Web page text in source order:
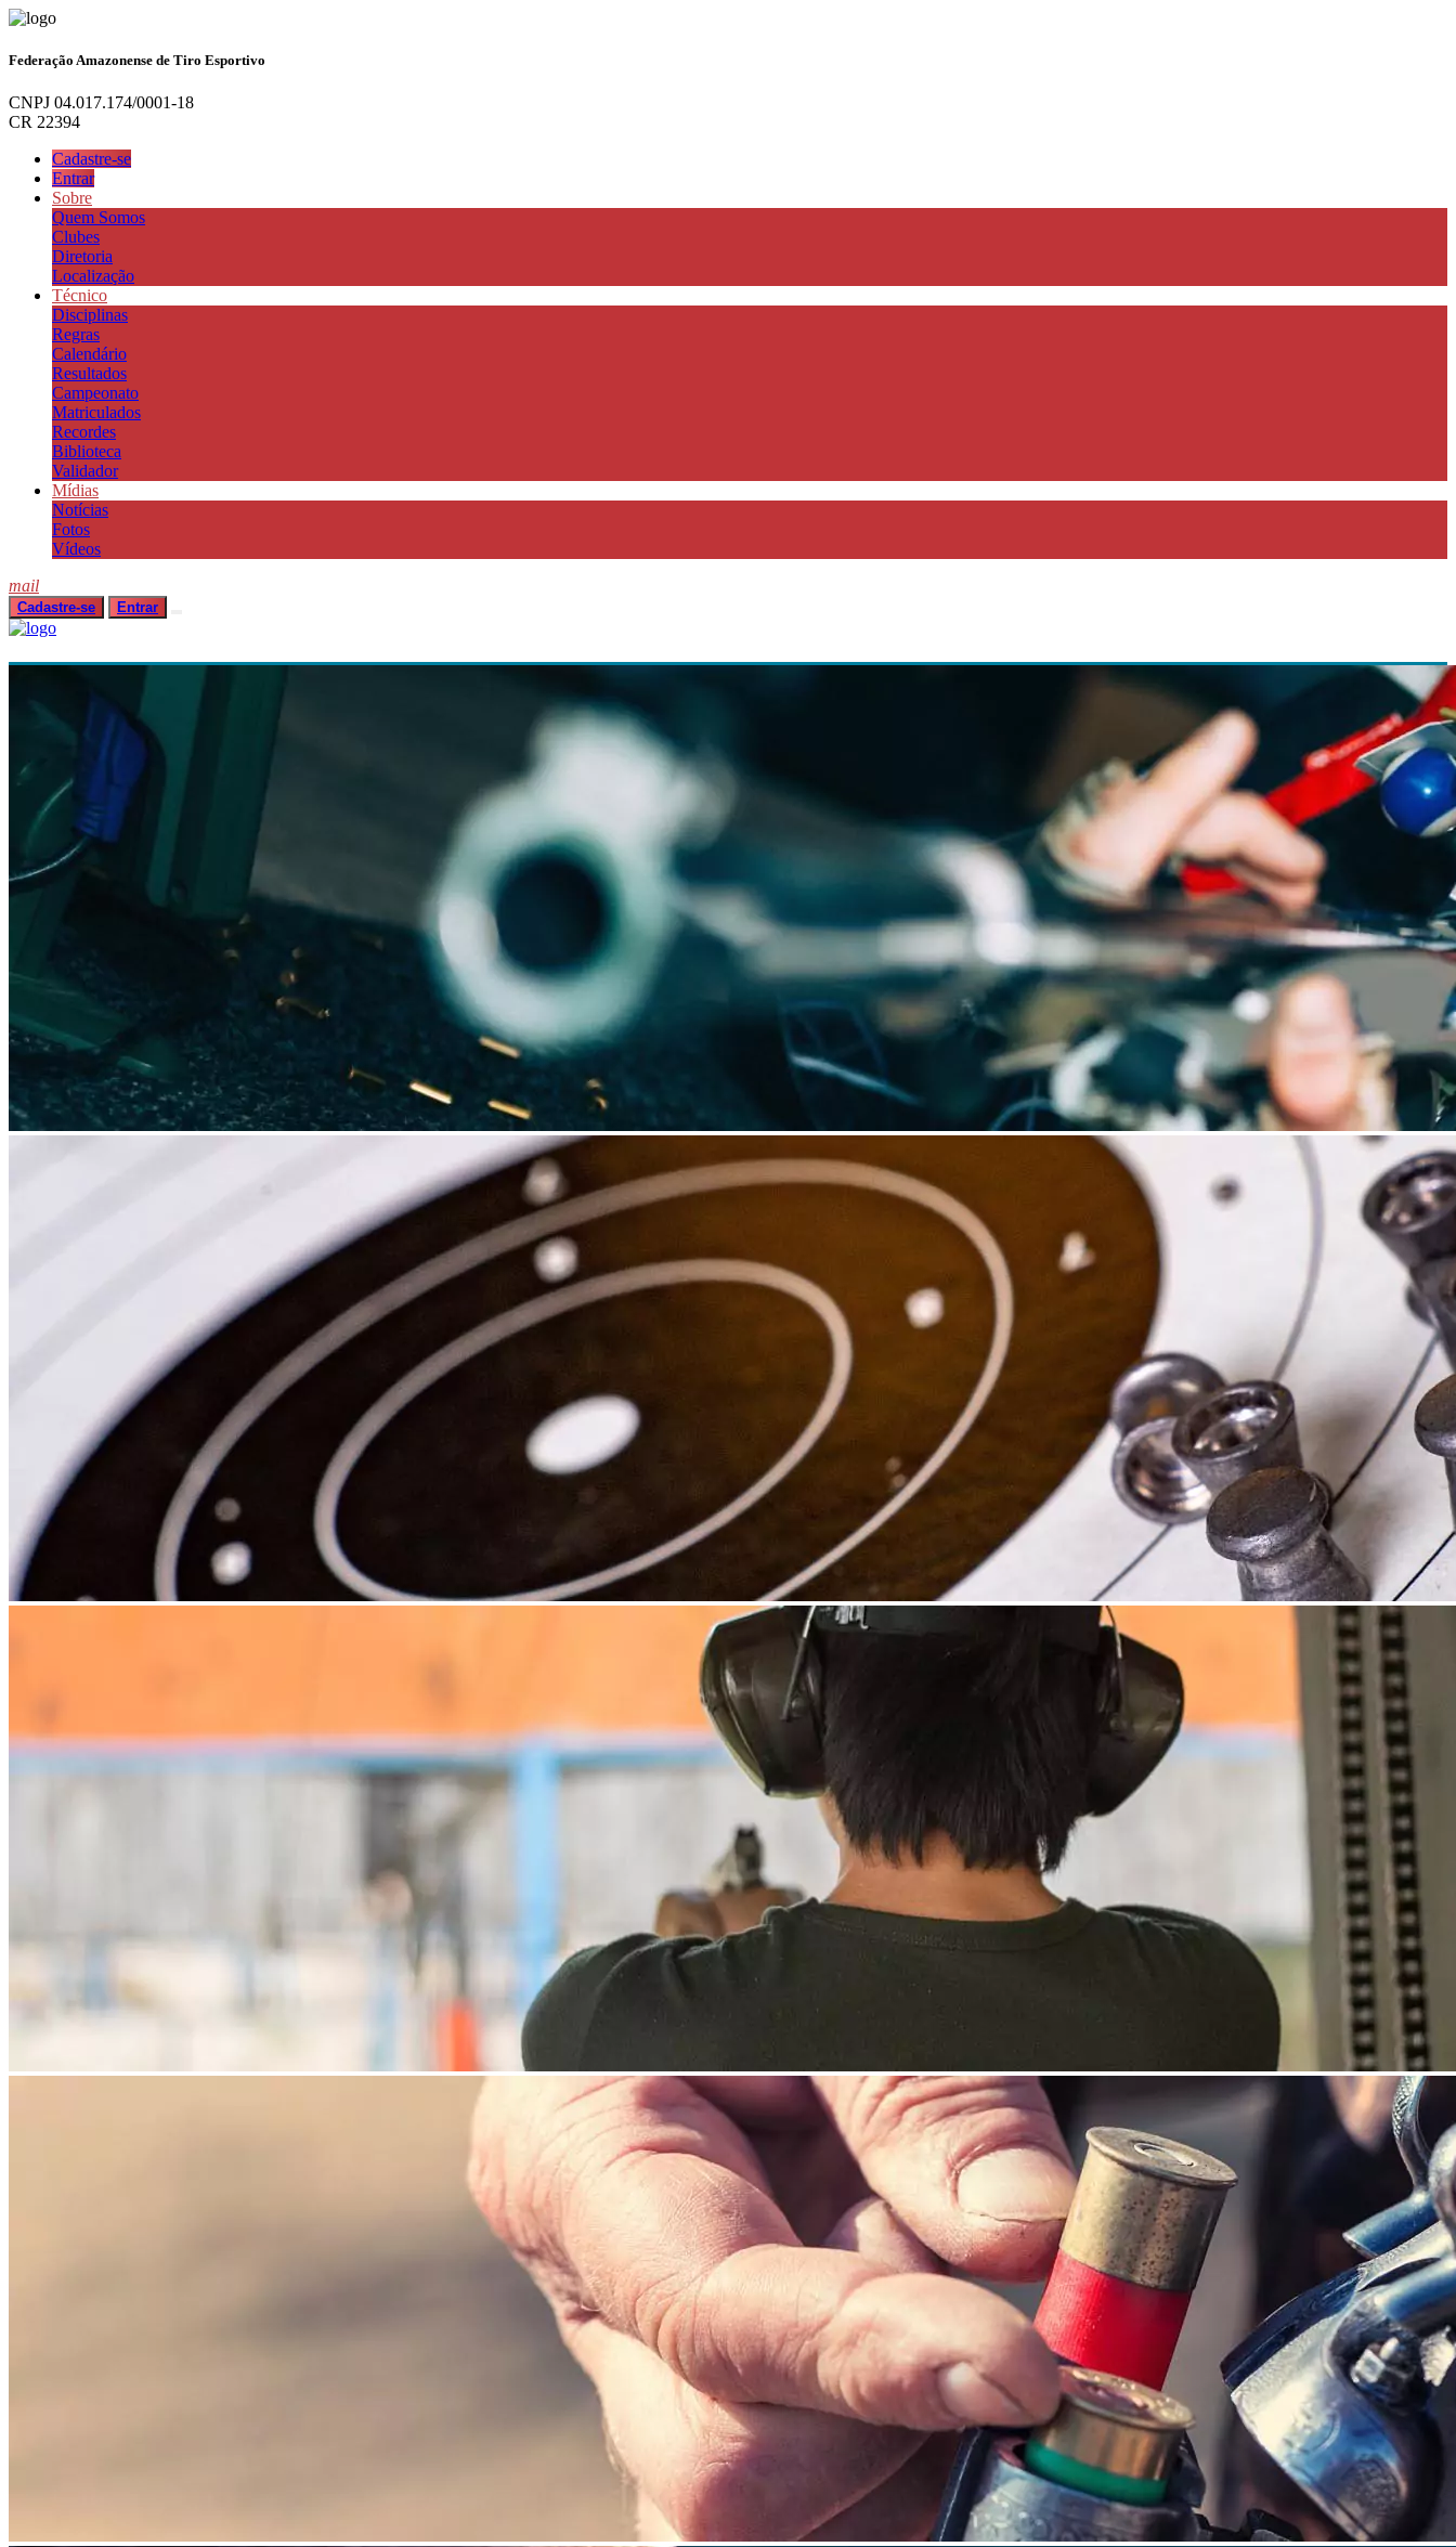
Federação Amazonense de Tiro Esportivo
CNPJ 04.017.174/0001-18
CR 22394
Cadastre-se
Entrar
Sobre
Quem Somos
Clubes
Diretoria
Localização
Técnico
Disciplinas
Regras
Calendário
Resultados
Campeonato
Matriculados
Recordes
Biblioteca
Validador
Mídias
Notícias
Fotos
Vídeos
mail
Cadastre-se Entrar